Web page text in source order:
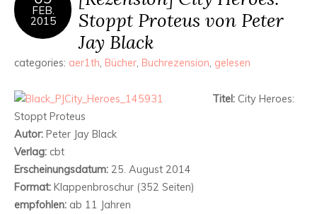
FEB.
2015
Stoppt Proteus von Peter
Jay Black
categories: aer1th, Bücher, Buchrezension, gelesen
Titel: City Heroes:
Stoppt Proteus
Autor: Peter Jay Black
Verlag: cbt
Erscheinungsdatum: 25. August 2014
Format: Klappenbroschur (352 Seiten)
empfohlen: ab 11 Jahren